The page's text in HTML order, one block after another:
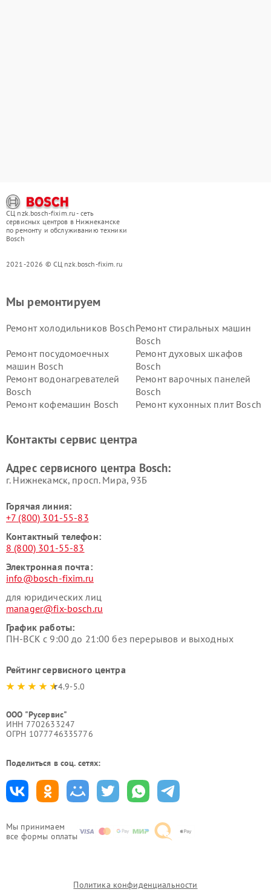
СЦ nzk.bosch-fixim.ru - сеть
сервисных центров в Нижнекамске
по ремонту и обслуживанию техники
Bosch
2021-2026 © СЦ nzk.bosch-fixim.ru
Мы принимаем
все формы оплаты
Мы ремонтируем
Ремонт холодильников BoschРемонт стиральных машин
Bosch
Ремонт посудомоечных
машин Bosch
Ремонт духовых шкафов
Bosch
Ремонт водонагревателей
Bosch
Ремонт варочных панелей
Bosch
Ремонт кофемашин Bosch
Ремонт кухонных плит Bosch
Ремонт сушильных автоматовРемонт морозильных камер
Контакты сервис центра
Адрес сервисного центра Bosch:
г. Нижнекамск, просп. Мира, 93Б
Горячая линия:
+7 (800) 301-55-83
Контактный телефон:
8 (800) 301-55-83
Электронная почта:
info@bosch-fixim.ru
для юридических лиц
manager@fix-bosch.ru
График работы:
ПН-ВСК с 9:00 до 21:00 без перерывов и выходных
Рейтинг сервисного центра
4.9-5.0
ООО "Русервис"
ИНН 7702633247
ОГРН 1077746335776
Поделиться в соц. сетях:
Политика конфиденциальности